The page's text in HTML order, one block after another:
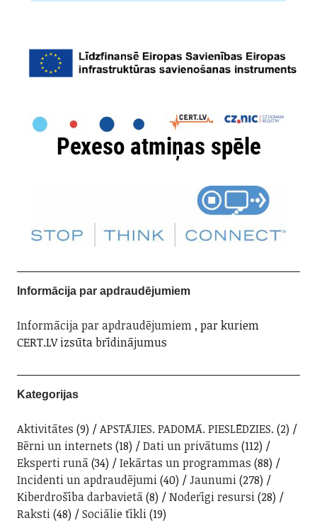
Informācija par apdraudējumiem
Informācija par apdraudējumiem, par kuriem
CERT.LV izsūta brīdinājumus
Kategorijas
Aktivitātes (9) APSTĀJIES. PADOMĀ. PIESLĒDZIES. (2)
Bērni un internets (18) Dati un privātums (112)
Eksperti runā(34) Iekārtas un programmas (88)
Incidenti un apdraudējumi(40) Jaunumi(278)
Kiberdrošība darbavietā(8) Noderīgi resursi(28)
Raksti(48) Sociālie tīkli(19)